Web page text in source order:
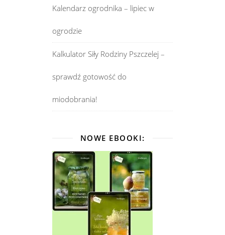
Kalendarz ogrodnika – lipiec w
ogrodzie
Kalkulator Siły Rodziny Pszczelej –
sprawdź gotowość do
miodobrania!
NOWE EBOOKI: